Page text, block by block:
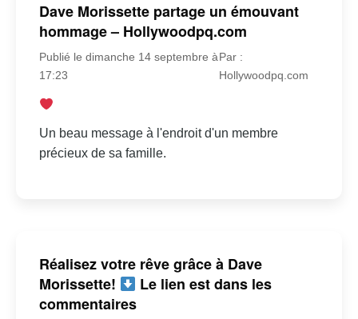
Dave Morissette partage un émouvant
hommage – Hollywoodpq.com
Publié le dimanche 14 septembre à
17:23
Par :
Hollywoodpq.com
Un beau message à l'endroit d'un membre
précieux de sa famille.
Réalisez votre rêve grâce à Dave
Morissette!
Le lien est dans les
commentaires